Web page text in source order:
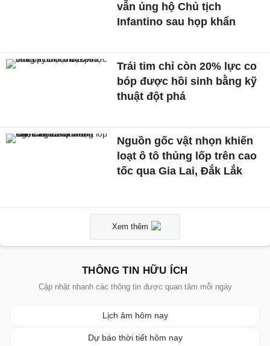
vẫn ủng hộ Chủ tịch
Infantino sau họp khẩn
Trái tim chỉ còn 20% lực co
bóp được hồi sinh bằng kỹ
thuật đột phá
Nguồn gốc vật nhọn khiến
loạt ô tô thủng lốp trên cao
tốc qua Gia Lai, Đắk Lắk
Xem thêm
THÔNG TIN HỮU ÍCH
Cập nhật nhanh các thông tin được quan tâm mỗi ngày
Lịch âm hôm nay
Dự báo thời tiết hôm nay